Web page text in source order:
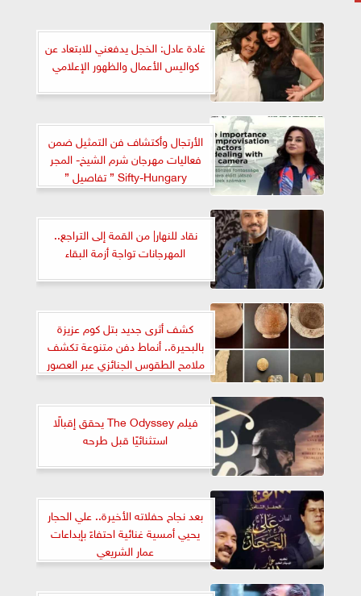
غادة عادل: الخجل يدفعني للابتعاد عن
كواليس الأعمال والظهور الإعلامي
الأرتجال وأكتشاف فن التمثيل ضمن
فعاليات مهرجان شرم الشيخ- المجر
Sifty-Hungary ” تفاصيل ”
نقاد للنهار| من القمة إلى التراجع..
المهرجانات تواجة أزمة البقاء
كشف أثرى جديد بتل كوم عزيزة
بالبحيرة.. أنماط دفن متنوعة تكشف
ملامح الطقوس الجنائزي عبر العصور
فيلم The Odyssey يحقق إقبالًا
استثنائيًا قبل طرحه
بعد نجاح حفلاته الأخيرة.. علي الحجار
يحيي أمسية غنائية احتفاءً بإبداعات
عمار الشريعي